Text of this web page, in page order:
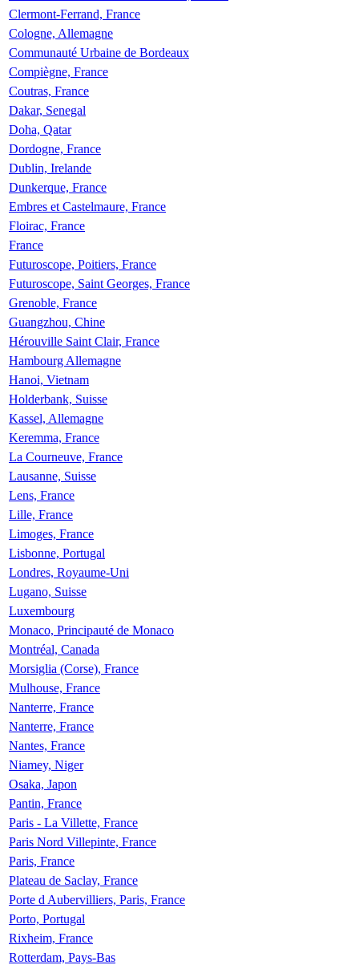
Clermont-Ferrand, France
Cologne, Allemagne
Communauté Urbaine de Bordeaux
Compiègne, France
Coutras, France
Dakar, Senegal
Doha, Qatar
Dordogne, France
Dublin, Irelande
Dunkerque, France
Embres et Castelmaure, France
Floirac, France
France
Futuroscope, Poitiers, France
Futuroscope, Saint Georges, France
Grenoble, France
Guangzhou, Chine
Hérouville Saint Clair, France
Hambourg Allemagne
Hanoi, Vietnam
Holderbank, Suisse
Kassel, Allemagne
Keremma, France
La Courneuve, France
Lausanne, Suisse
Lens, France
Lille, France
Limoges, France
Lisbonne, Portugal
Londres, Royaume-Uni
Lugano, Suisse
Luxembourg
Monaco, Principauté de Monaco
Montréal, Canada
Morsiglia (Corse), France
Mulhouse, France
Nanterre, France
Nanterre, France
Nantes, France
Niamey, Niger
Osaka, Japon
Pantin, France
Paris - La Villette, France
Paris Nord Villepinte, France
Paris, France
Plateau de Saclay, France
Porte d Aubervilliers, Paris, France
Porto, Portugal
Rixheim, France
Rotterdam, Pays-Bas